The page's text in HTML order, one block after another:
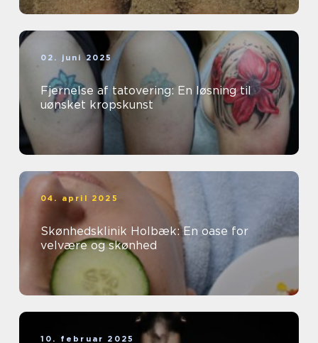
02. juni 2025
Fjernelse af tatovering: En løsning til
uønsket kropskunst
04. april 2025
Skønhedsklinik Holbæk: En oase for
velvære og skønhed
10. februar 2025